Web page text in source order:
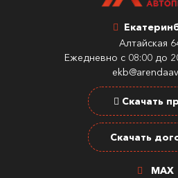
Алтайская
Ежедневно с 08:00 до
Скачать
Скачать
MAX